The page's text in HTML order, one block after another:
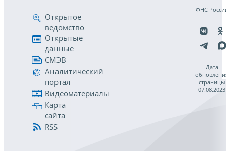
Открытое
ведомство
Открытые
данные
СМЭВ
Аналитический
портал
Видеоматериалы
Карта
сайта
RSS
ФНС
Дата
страницы
07.08.2023